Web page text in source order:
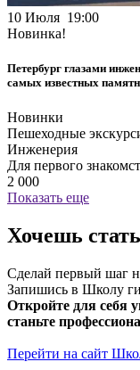
10 Июля 19:00
Новинка!
Петербург глазами
самых известных
Новинки
Пешеходные
Инженерия
Для первого
2 000
Показать еще
Хочешь
Сделай первый шаг
Запишись в Школу
Откройте для себя
станьте
Перейти на сайт